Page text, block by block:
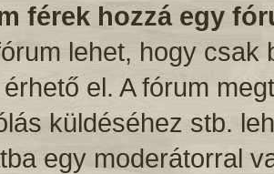
férek hozzá egy
lehet, hogy
el. A fórum
küldéséhez stb.
egy moderátorral